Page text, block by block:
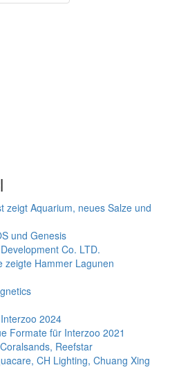
zeigt Aquarium, neues Salze und
und Genesis
Co. LTD.
zeigte Hammer Lagunen
2024
Formate für Interzoo 2021
Reefstar
CH Lighting, Chuang Xing